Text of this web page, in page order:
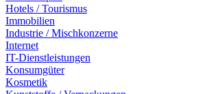
Hotels / Tourismus
Immobilien
Industrie / Mischkonzerne
Internet
IT-Dienstleistungen
Konsumgüter
Kosmetik